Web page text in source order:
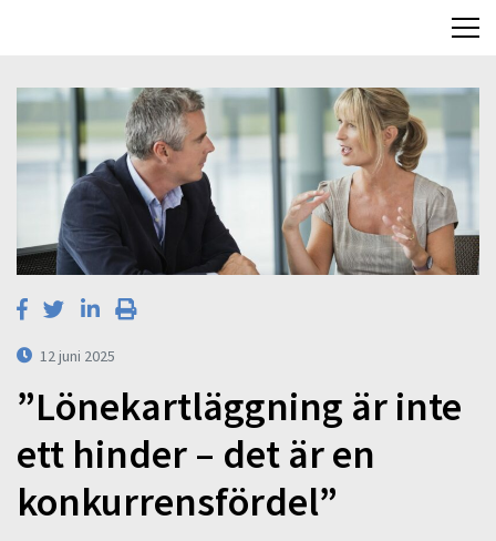
12 juni 2025
”Lönekartläggning är inte
ett hinder – det är en
konkurrensfördel”